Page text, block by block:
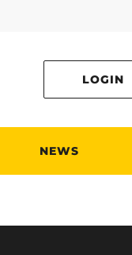
LOGIN
NEWS